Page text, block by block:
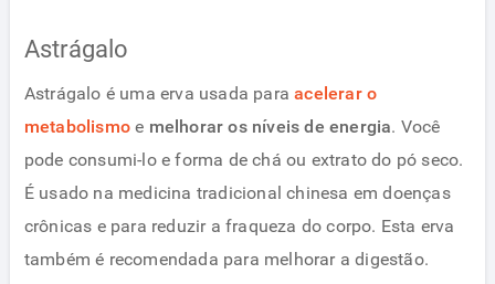
Astrágalo
Astrágalo é uma erva usada paraacelerar o
metabolismoe melhorar os níveis de energia. Você
pode consumi-lo e forma de chá ou extrato do pó seco.
É usado na medicina tradicional chinesa em doenças
crônicas e para reduzir a fraqueza do corpo. Esta erva
também é recomendada para melhorar a digestão.